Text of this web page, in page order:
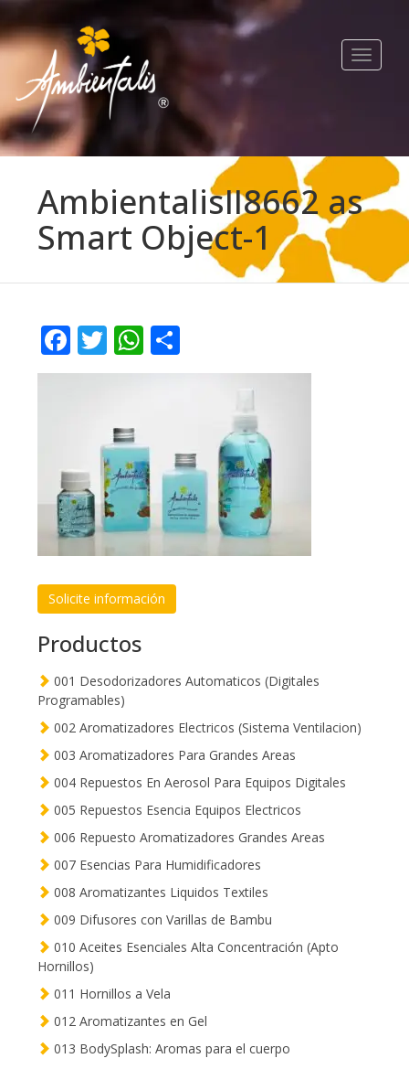
Toggle
AmbientalisII8662 as
Smart Object-1
Facebook
TwitterWhatsApp
Solicite información
Productos
001 Desodorizadores Automaticos (Digitales
Programables)
002 Aromatizadores Electricos (Sistema Ventilacion)
003 Aromatizadores Para Grandes Areas
004 Repuestos En Aerosol Para Equipos Digitales
005 Repuestos Esencia Equipos Electricos
006 Repuesto Aromatizadores Grandes Areas
007 Esencias Para Humidificadores
008 Aromatizantes Liquidos Textiles
009 Difusores con Varillas de Bambu
010 Aceites Esenciales Alta Concentración (Apto
Hornillos)
011 Hornillos a Vela
012 Aromatizantes en Gel
013 BodySplash: Aromas para el cuerpo